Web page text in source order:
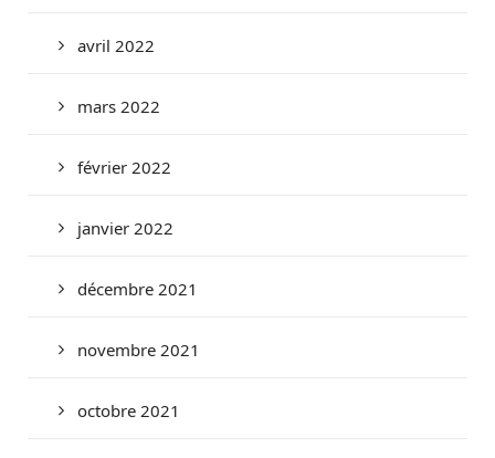
avril 2022
mars 2022
février 2022
janvier 2022
décembre 2021
novembre 2021
octobre 2021